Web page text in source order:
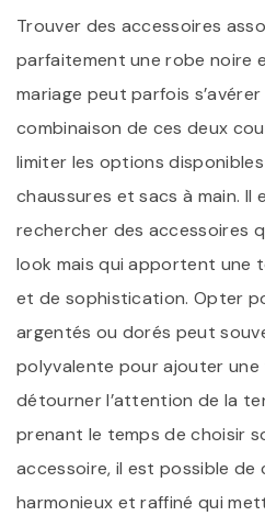
Trouver des accessoires
parfaitement une robe noire
mariage peut parfois
combinaison de ces deux
limiter les options
chaussures et sacs à main. Il
rechercher des accessoires
look mais qui apportent une
et de sophistication. Opter
argentés ou dorés peut
polyvalente pour ajouter
détourner l’attention de la
prenant le temps de choisir
accessoire, il est possible de
harmonieux et raffiné qui